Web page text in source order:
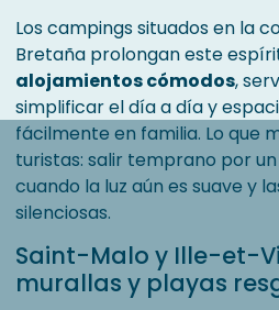
Los campings situados en la
Bretaña prolongan este
alojamientos cómodos,
simplificar el día a día y
fácilmente en familia. Lo que
turistas: salir temprano por
cuando la luz aún es suave y
silenciosas.
Saint-Malo y Ille-et-
murallas y playas